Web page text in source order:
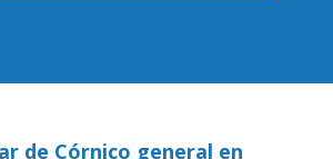
de Córnico general en